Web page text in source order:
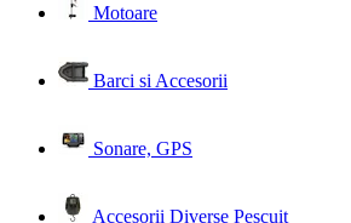
Motoare
Barci si Accesorii
Sonare, GPS
Accesorii Diverse Pescuit